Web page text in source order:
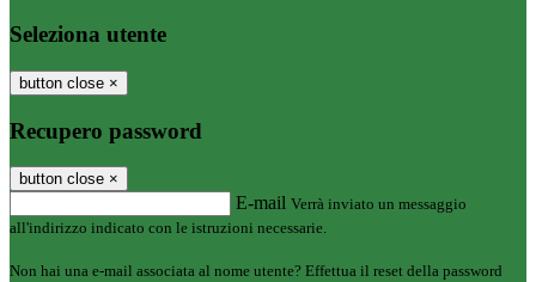
Seleziona utente
button close ×
Recupero password
button close ×
E-mail Verrà inviato un messaggio
all'indirizzo indicato con le istruzioni necessarie.
Non hai una e-mail associata al nome utente? Effettua il reset della password